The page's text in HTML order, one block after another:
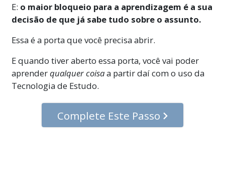
E: o maior bloqueio para a aprendizagem é a sua
decisão de que já sabe tudo sobre o assunto.
Essa é a porta que você precisa abrir.
E quando tiver aberto essa porta, você vai poder
aprenderqualquer coisaa partir daí com o uso da
Tecnologia de Estudo.
Complete Este Passo